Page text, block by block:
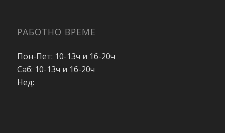
РАБОТНО ВРЕМЕ
Пон-Пет: 10-13ч и 16-20ч
Саб: 10-13ч и 16-20ч
Нед: